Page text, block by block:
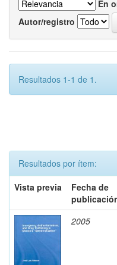
En
Autor/registro
Resultados 1-1 de 1.
Resultados por ítem:
Vista previa
Fecha de
2005